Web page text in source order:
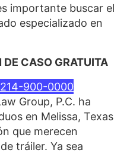
importante buscar el
especializado en
CASO GRATUITA
214-900-0000
Group, P.C. ha
en Melissa, Texas
que merecen
tráiler. Ya sea